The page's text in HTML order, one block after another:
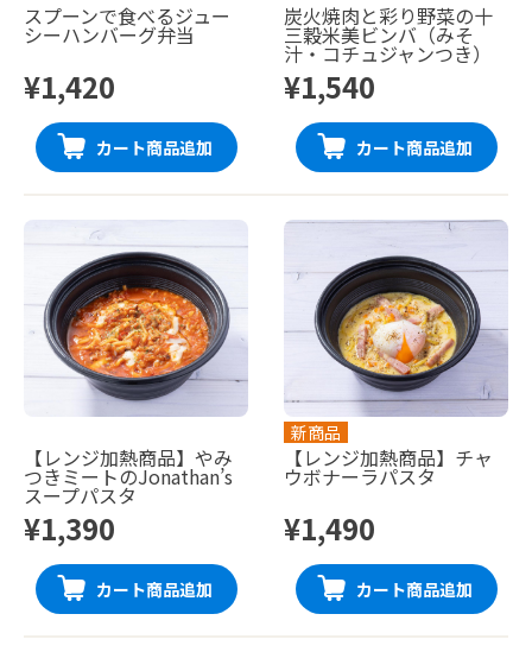
スプーンで食べるジュー
シーハンバーグ弁当
¥1,420
カート商品追加
炭火焼肉と彩り野菜の十
三穀米美ビンバ（みそ
汁・コチュジャンつき）
¥1,540
カート商品追加
【レンジ加熱商品】やみ
つきミートのJonathan’s
スープパスタ
¥1,390
カート商品追加
新商品
【レンジ加熱商品】チャ
ウボナーラパスタ
¥1,490
カート商品追加